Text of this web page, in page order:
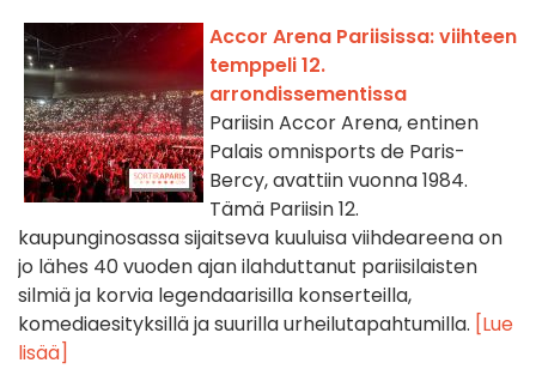
Accor Arena Pariisissa: viihteen
temppeli 12.
arrondissementissa
Pariisin Accor Arena, entinen
Palais omnisports de Paris-
Bercy, avattiin vuonna 1984.
Tämä Pariisin 12.
kaupunginosassa sijaitseva kuuluisa viihdeareena on
jo lähes 40 vuoden ajan ilahduttanut pariisilaisten
silmiä ja korvia legendaarisilla konserteilla,
komediaesityksillä ja suurilla urheilutapahtumilla. [Lue
lisää]